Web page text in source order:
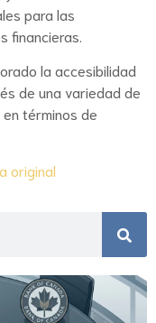
para las
financieras.
la accesibilidad
de una variedad de
términos de
original